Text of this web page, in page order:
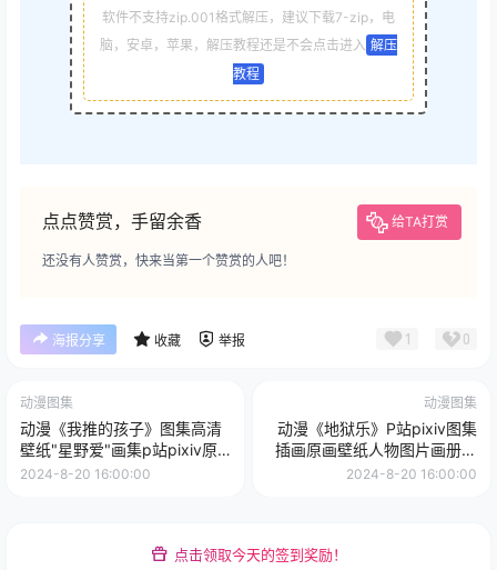
软件不支持zip.001格式解压，建议下载7-zip，电
脑，安卓，苹果，解压教程还是不会点击进入 解压
教程
点点赞赏，手留余香 给TA打赏
还没有人赞赏，快来当第一个赞赏的人吧！
海报分享 收藏 举报 1 0
动漫图集
动漫《我推的孩子》图集高清
壁纸"星野爱"画集p站pixiv原
画插画图片素材
2024-8-20 16:00:00
动漫图集
动漫《地狱乐》P站pixiv图集
插画原画壁纸人物图片画册美
术绘画素材
2024-8-20 16:00:00
点击领取今天的签到奖励！